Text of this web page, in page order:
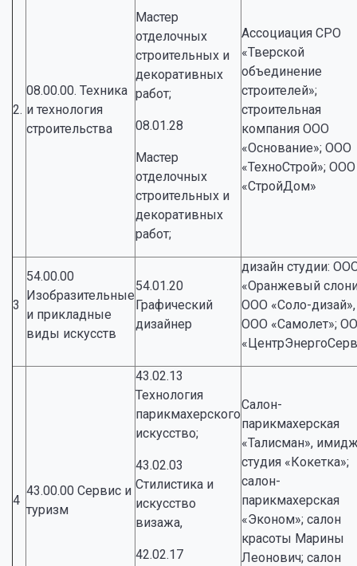
2.
08.00.00. Техника
и технология
строительства
Мастер
отделочных
строительных и
декоративных
работ;
08.01.28
Мастер
отделочных
строительных и
декоративных
работ;
Ассоциация СРО
«Тверской
объединение
строителей»;
строительная
компания ООО
«Основание»; ООО
«ТехноСтрой»; ООО
«СтройДом»
3
54.00.00
Изобразительные
и прикладные
виды искусств
54.01.20
Графический
дизайнер
дизайн студии:
«Оранжевый
ООО «Соло-дизай»,
ООО «Самолет»;
4
43.00.00 Сервис и
туризм
43.02.13
Технология
парикмахерского
искусство;
43.02.03
Стилистика и
искусство
визажа,
42.02.17
Салон-
парикмахерская
«Талисман»,
студия «Кокетка»;
салон-
парикмахерская
«Эконом»; салон
красоты Марины
Леонович; салон